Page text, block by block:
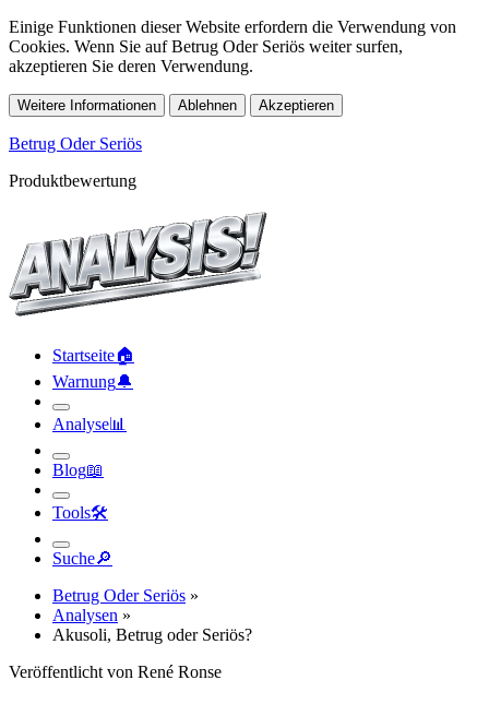
Einige Funktionen dieser Website erfordern die Verwendung von
Cookies. Wenn Sie auf Betrug Oder Seriös weiter surfen,
akzeptieren Sie deren Verwendung.
Weitere Informationen Ablehnen Akzeptieren
Betrug Oder Seriös
Produktbewertung
Startseite🏠︎
Warnung🔔︎
Analyse📊︎
Blog📖︎
Tools🛠︎
Suche🔎︎
Betrug Oder Seriös »
Analysen »
Akusoli, Betrug oder Seriös?
Veröffentlicht von René Ronse